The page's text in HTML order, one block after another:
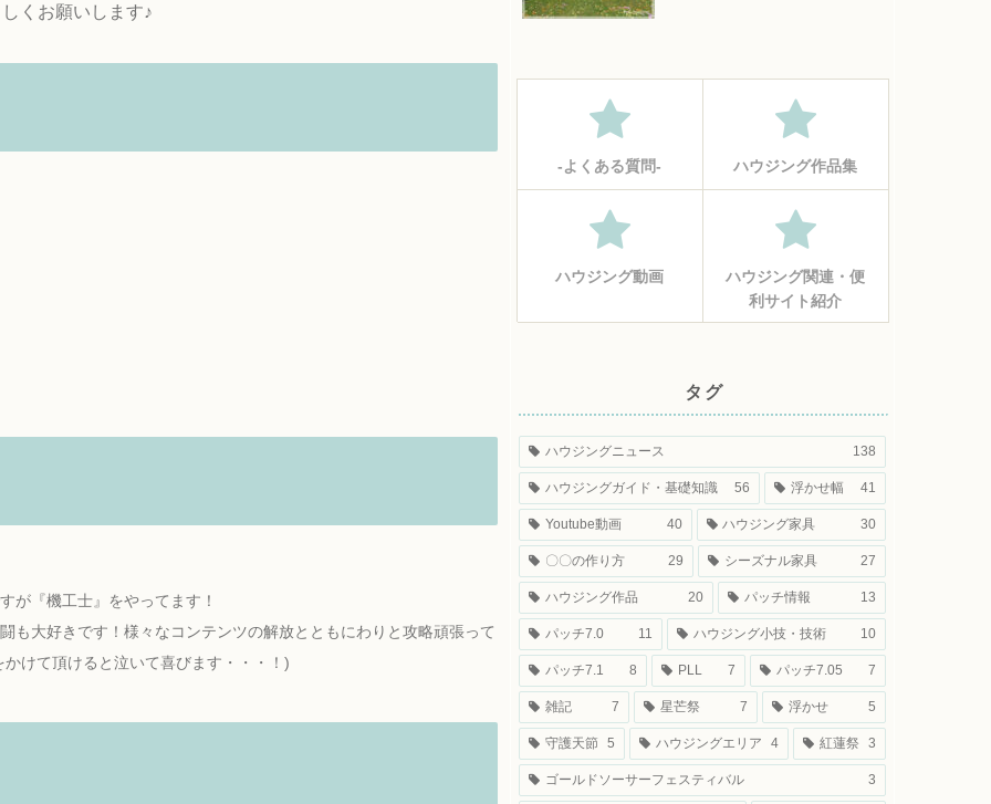
くお願いします♪
が『機工士』をやってます！
も大好きです！様々なコンテンツの解放とともにわりと攻略頑張って
けて頂けると泣いて喜びます・・・！)
‐よくある質問‐ ハウジング作品集
ハウジング動画
ハウジング関連・便
利サイト紹介
タグ
ハウジングニュース 138
ハウジングガイド・基礎知識 56 浮かせ幅 41
Youtube動画 40 ハウジング家具 30
〇〇の作り方 29 シーズナル家具 27
ハウジング作品 20 パッチ情報 13
パッチ7.0 11 ハウジング小技・技術 10
パッチ7.1 8 PLL 7 パッチ7.05 7
雑記 7 星芒祭 7 浮かせ 5
守護天節 5 ハウジングエリア 4 紅蓮祭 3
ゴールドソーサーフェスティバル 3